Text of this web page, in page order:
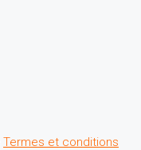
Termes et conditions